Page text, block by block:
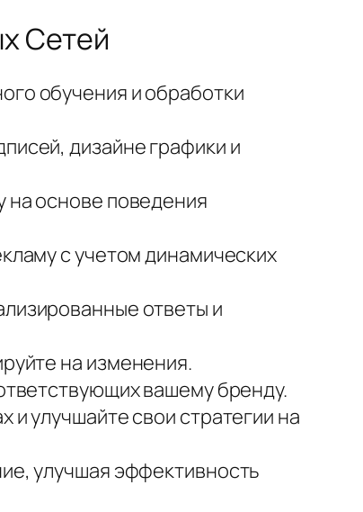
Сетей
обучения и обработки
дизайне графики и
на основе поведения
с учетом динамических
ответы и
на изменения.
вашему бренду.
и улучшайте свои стратегии на
улучшая эффективность